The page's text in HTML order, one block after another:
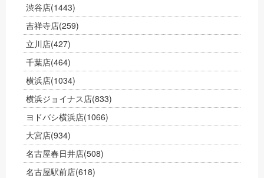
渋谷店(1443)
吉祥寺店(259)
立川店(427)
千葉店(464)
横浜店(1034)
横浜ジョイナス店(833)
ヨドバシ横浜店(1066)
大宮店(934)
名古屋春日井店(508)
名古屋駅前店(618)